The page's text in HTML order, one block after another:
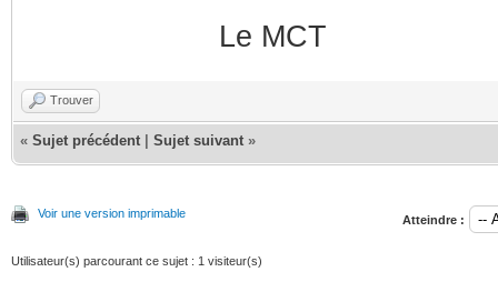
Le MCT
Trouver
« Sujet précédent Sujet suivant »
Voir une version imprimable Atteindre :
Utilisateur(s) parcourant ce sujet : 1 visiteur(s)